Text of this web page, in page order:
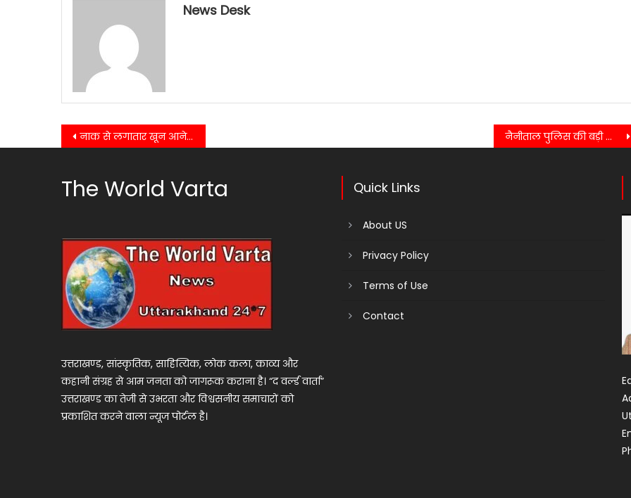
News Desk
Post
नाक से लगातार खून आने का खुलासा, बच्चे की नाक में मिला जोंक…….. नैनीताल पुलिस की बड़ी कार्रवाई, अवैध शराब के साथ दो तस्कर गिरफ्तार….
The World Varta
उत्तराखण्ड, सांस्कृतिक, साहित्यिक, लोक कला, काव्य और
कहानी संग्रह से आम जनता को जागरूक कराना है। “द वर्ल्ड वार्ता”
उत्तराखण्ड का तेजी से उभरता और विश्वसनीय समाचारों को
प्रकाशित करने वाला न्यूज पोर्टल है।
Quick Links
About US
Privacy Policy
Terms of Use
Contact